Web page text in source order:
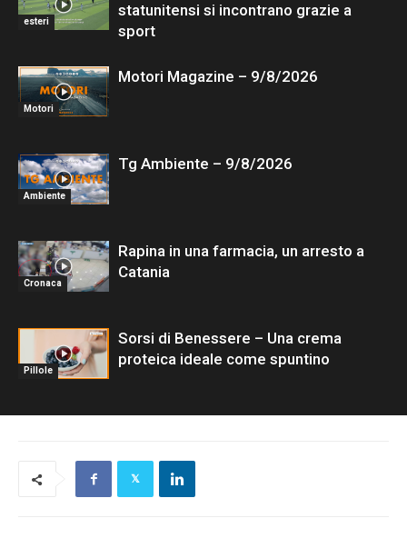
esteri
statunitensi si incontrano grazie a
sport
Motori
Motori Magazine – 9/8/2026
Ambiente
Tg Ambiente – 9/8/2026
Cronaca
Rapina in una farmacia, un arresto a
Catania
Pillole
Sorsi di Benessere – Una crema
proteica ideale come spuntino